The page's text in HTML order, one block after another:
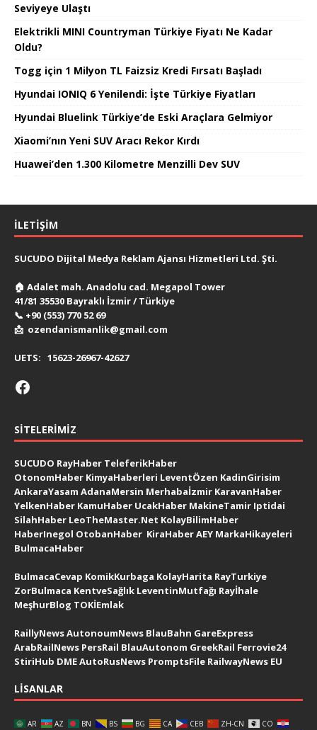
Seviyeye Ulaştı
Elektrikli MINI Countryman Türkiye Fiyatı Ne Kadar
Oldu?
Togg için 1 Milyon TL Faizsiz Kredi Fırsatı Başladı
Hyundai IONIQ 6 Yenilendi: İşte Türkiye Fiyatları
Hyundai Bluelink Türkiye’de Eski Araçlara Gelmiyor
Xiaomi’nın Yeni SUV Aracı Rekor Kırdı
Huawei’den 1.300 Kilometre Menzilli Dev SUV
İLETIŞIM
SUCUDO Dijital Medya Reklam Ajansı Hizmetleri Ltd. Şti.
🏠 Adalet mah. Anadolu cad. Megapol Tower
41/81 35530 Bayraklı İzmir / Türkiye
📞 +90 (553) 770 52 69
📩 ozendanismanlik@gmail.com
UETS: 15623-26967-42627
SITELERIMIZ
SUCUDO RayHaber TeleferikHaber
OtonomHaber KimyaHaberleri LeventÖzen KadinGirisim
AnkaraYasam AdanaMersin Merhabaİzmir KaravanHaber
YelkenHaber KamuHaber UcakHaber MakineTamir Iptidai
SilahHaber LeoTheMaster.Net KolayBilimHaber
HaberInegol OtobanHaber KiraHaberAEY MarkaHikayeleri
BulmacaHaber
BulmacaCevap KomikKurbaga KolayHarita RayTurkiye
ZorBulmaca KentveSağlık LeventinMutfağı Rayİhale
MeşhurBlog TOKİEmlak
RaillyNewsAutonoumNews BlauBahn GareExpress
ArabRailNews PersRail BlauAutonom GreekRail Ferrovie24
StiriHub DMEAutoRusNews PromptsFile RailwayNews EU
LISANLAR
AR AZ BN BS BG CA CEB ZH-CN
CO